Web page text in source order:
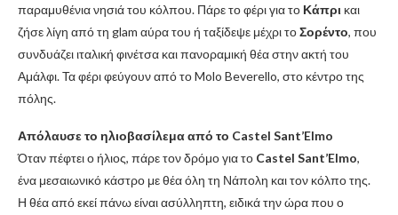
παραμυθένια νησιά του κόλπου. Πάρε το φέρι για το Κάπρι και
ζήσε λίγη από τη glam αύρα του ή ταξίδεψε μέχρι τοΣορέντο, που
συνδυάζει ιταλική φινέτσα και πανοραμική θέα στην ακτή του
Αμάλφι. Τα φέρι φεύγουν από το Molo Beverello, στο κέντρο της
πόλης.
Απόλαυσε το ηλιοβασίλεμα από το Castel Sant’Elmo
Όταν πέφτει ο ήλιος, πάρε τον δρόμο για το Castel Sant’Elmo,
ένα μεσαιωνικό κάστρο με θέα όλη τη Νάπολη και τον κόλπο της.
Η θέα από εκεί πάνω είναι ασύλληπτη, ειδικά την ώρα που ο